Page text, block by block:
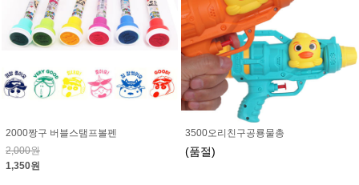
2000짱구 버블스탬프볼펜
2,000원
1,350원
3500오리친구공룡물총
(품절)